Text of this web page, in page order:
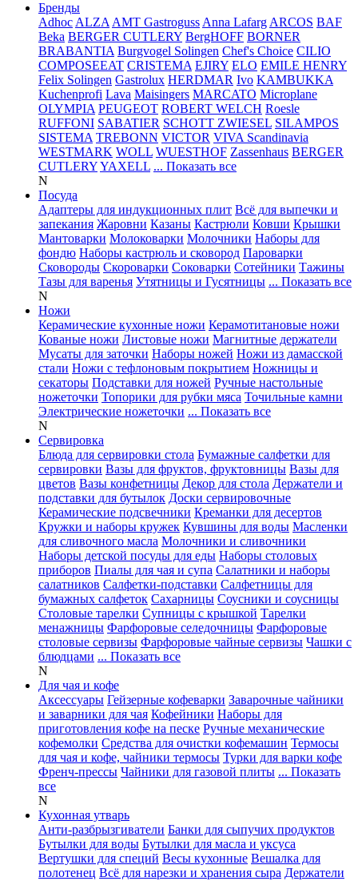
Бренды
Adhoc ALZA AMT Gastroguss Anna Lafarg ARCOS BAF
Beka BERGER CUTLERY BergHOFF BORNER
BRABANTIA Burgvogel Solingen Chef's Choice CILIO
COMPOSEEAT CRISTEMA EJIRY ELO EMILE HENRY
Felix Solingen Gastrolux HERDMAR Ivo KAMBUKKA
Kuchenprofi Lava Maisingers MARCATO Microplane
OLYMPIA PEUGEOT ROBERT WELCH Roesle
RUFFONI SABATIER SCHOTT ZWIESEL SILAMPOS
SISTEMA TREBONN VICTOR VIVA Scandinavia
WESTMARK WOLL WUESTHOF Zassenhaus BERGER
CUTLERYYAXELL ... Показать все
N
Посуда
Адаптеры для индукционных плит Всё для выпечки и
запекания Жаровни Казаны Кастрюли Ковши Крышки
Мантоварки Молоковарки Молочники Наборы для
фондю Наборы кастрюль и сковород Пароварки
Сковороды Скороварки Соковарки Сотейники Тажины
Тазы для варенья Утятницы и Гусятницы ... Показать все
N
Ножи
Керамические кухонные ножи Керамотитановые ножи
Кованые ножи Листовые ножи Магнитные держатели
Мусаты для заточки Наборы ножей Ножи из дамасской
стали Ножи с тефлоновым покрытием Ножницы и
секаторы Подставки для ножей Ручные настольные
ножеточки Топорики для рубки мяса Точильные камни
Электрические ножеточки ... Показать все
N
Сервировка
Блюда для сервировки стола Бумажные салфетки для
сервировки Вазы для фруктов, фруктовницы Вазы для
цветов Вазы конфетницы Декор для стола Держатели и
подставки для бутылок Доски сервировочные
Керамические подсвечники Креманки для десертов
Кружки и наборы кружек Кувшины для воды Масленки
для сливочного масла Молочники и сливочники
Наборы детской посуды для еды Наборы столовых
приборов Пиалы для чая и супа Салатники и наборы
салатников Салфетки-подставки Салфетницы для
бумажных салфеток Сахарницы Соусники и соусницы
Столовые тарелки Супницы с крышкой Тарелки
менажницы Фарфоровые селедочницы Фарфоровые
столовые сервизы Фарфоровые чайные сервизы Чашки с
блюдцами ... Показать все
N
Для чая и кофе
Аксессуары Гейзерные кофеварки Заварочные чайники
и заварники для чая Кофейники Наборы для
приготовления кофе на песке Ручные механические
кофемолки Средства для очистки кофемашин Термосы
для чая и кофе, чайники термосы Турки для варки кофе
Френч-прессы Чайники для газовой плиты ... Показать
все
N
Кухонная утварь
Анти-разбрызгиватели Банки для сыпучих продуктов
Бутылки для воды Бутылки для масла и уксуса
Вертушки для специй Весы кухонные Вешалка для
полотенец Всё для нарезки и хранения сыра Держатели